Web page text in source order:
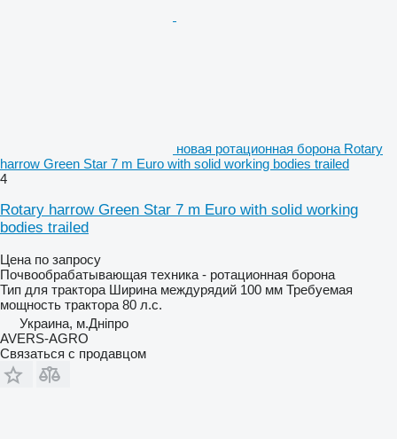
новая ротационная борона Rotary
harrow Green Star 7 m Euro with solid working bodies trailed
4
Rotary harrow Green Star 7 m Euro with solid working
bodies trailed
Цена по запросу
Почвообрабатывающая техника - ротационная борона
Тип для трактора Ширина междурядий 100 мм Требуемая
мощность трактора 80 л.с.
Украина, м.Дніпро
AVERS-AGRO
Связаться с продавцом